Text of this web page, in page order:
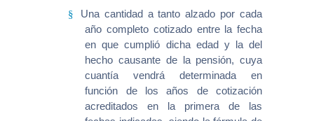
§
Una cantidad a tanto alzado por cada
año completo cotizado entre la fecha
en que cumplió dicha edad y la del
hecho causante de la pensión, cuya
cuantía vendrá determinada en
función de los años de cotización
acreditados en la primera de las